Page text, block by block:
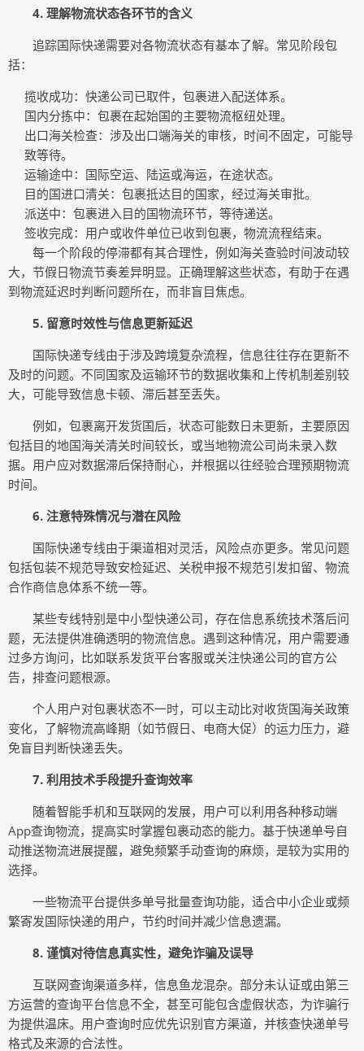
4. 理解物流状态各环节的含义
追踪国际快递需要对各物流状态有基本了解。常见阶段包
括：
揽收成功：快递公司已取件，包裹进入配送体系。
国内分拣中：包裹在起始国的主要物流枢纽处理。
出口海关检查：涉及出口端海关的审核，时间不固定，可能导
致等待。
运输途中：国际空运、陆运或海运，在途状态。
目的国进口清关：包裹抵达目的国家，经过海关审批。
派送中：包裹进入目的国物流环节，等待递送。
签收完成：用户或收件单位已收到包裹，物流流程结束。
每一个阶段的停滞都有其合理性，例如海关查验时间波动较
大，节假日物流节奏差异明显。正确理解这些状态，有助于在遇
到物流延迟时判断问题所在，而非盲目焦虑。
5. 留意时效性与信息更新延迟
国际快递专线由于涉及跨境复杂流程，信息往往存在更新不
及时的问题。不同国家及运输环节的数据收集和上传机制差别较
大，可能导致信息卡顿、滞后甚至丢失。
例如，包裹离开发货国后，状态可能数日未更新，主要原因
包括目的地国海关清关时间较长，或当地物流公司尚未录入数
据。用户应对数据滞后保持耐心，并根据以往经验合理预期物流
时间。
6. 注意特殊情况与潜在风险
国际快递专线由于渠道相对灵活，风险点亦更多。常见问题
包括包装不规范导致安检延迟、关税申报不规范引发扣留、物流
合作商信息体系不统一等。
某些专线特别是中小型快递公司，存在信息系统技术落后问
题，无法提供准确透明的物流信息。遇到这种情况，用户需要通
过多方询问，比如联系发货平台客服或关注快递公司的官方公
告，排查问题根源。
个人用户对包裹状态不一时，可以主动比对收货国海关政策
变化，了解物流高峰期（如节假日、电商大促）的运力压力，避
免盲目判断快递丢失。
7. 利用技术手段提升查询效率
随着智能手机和互联网的发展，用户可以利用各种移动端
App查询物流，提高实时掌握包裹动态的能力。基于快递单号自
动推送物流进展提醒，避免频繁手动查询的麻烦，是较为实用的
选择。
一些物流平台提供多单号批量查询功能，适合中小企业或频
繁寄发国际快递的用户，节约时间并减少信息遗漏。
8. 谨慎对待信息真实性，避免诈骗及误导
互联网查询渠道多样，信息鱼龙混杂。部分未认证或由第三
方运营的查询平台信息不全，甚至可能包含虚假状态，为诈骗行
为提供温床。用户查询时应优先识别官方渠道，并核查快递单号
格式及来源的合法性。